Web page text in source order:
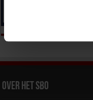
Over het SBO